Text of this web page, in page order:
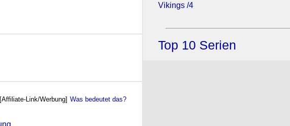
[Affiliate-Link/Werbung] Was bedeutet das?
Vikings /4
Top 10 Serien